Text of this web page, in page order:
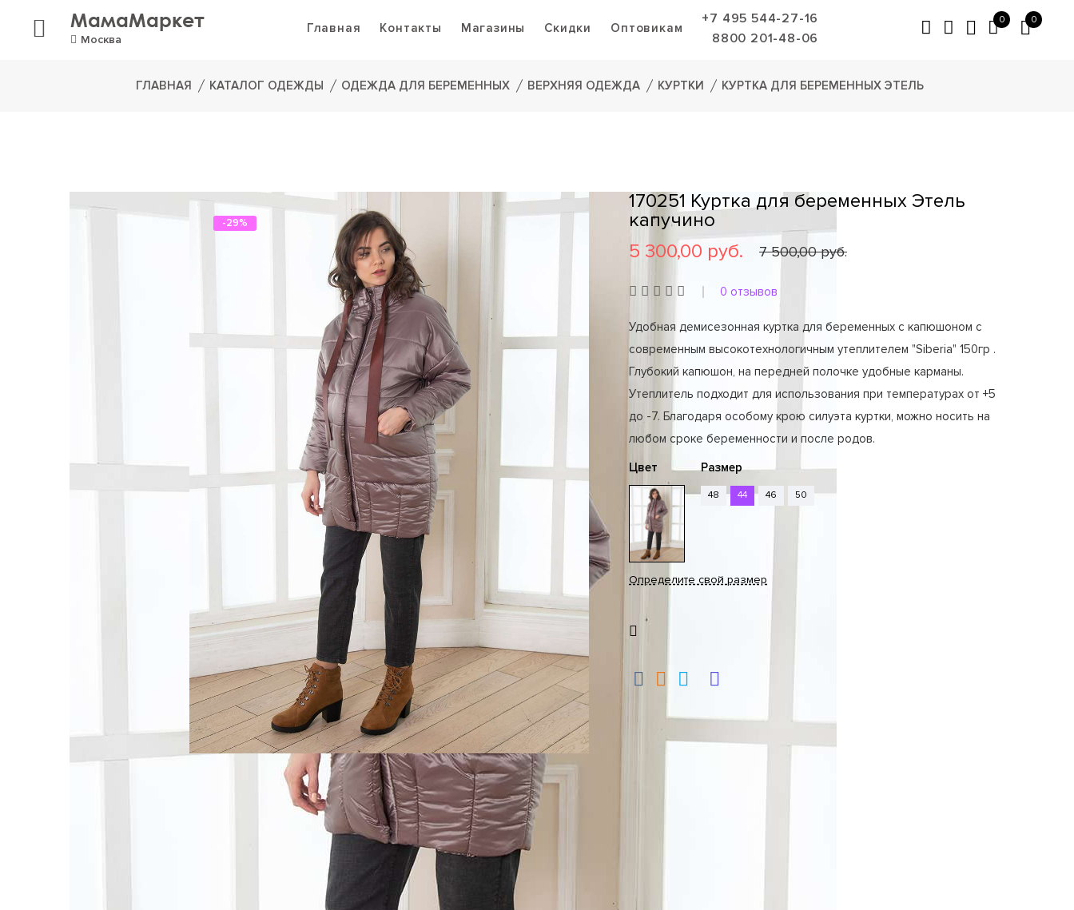
МамаМаркет
Москва
Главная Контакты Магазины Скидки Оптовикам
+7 495 544-27-16
8800 201-48-06
0 0
ГЛАВНАЯ КАТАЛОГ ОДЕЖДЫ ОДЕЖДА ДЛЯ БЕРЕМЕННЫХ ВЕРХНЯЯ ОДЕЖДА КУРТКИ КУРТКА ДЛЯ БЕРЕМЕННЫХ ЭТЕЛЬ
-29%
170251 Куртка для беременных Этель
капучино
5 300,00 руб.
7 500,00 руб.
0 отзывов
Удобная демисезонная куртка для беременных с капюшоном с
современным высокотехнологичным утеплителем "Siberia" 150гр .
Глубокий капюшон, на передней полочке удобные карманы.
Утеплитель подходит для использования при температурах от +5
до -7. Благодаря особому крою силуэта куртки, можно носить на
любом сроке беременности и после родов.
Цвет
Размер
48 44 46 50
Определите свой размер